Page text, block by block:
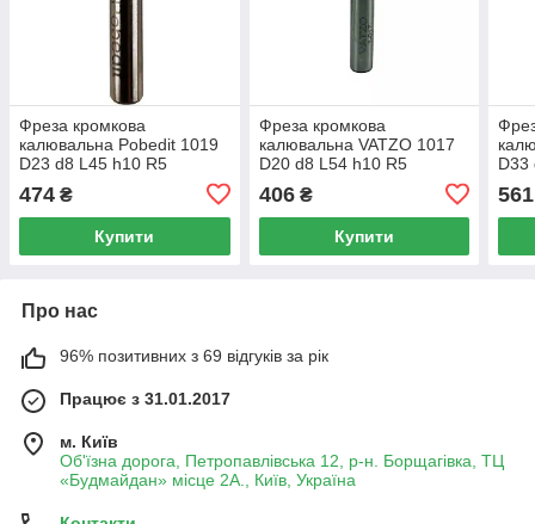
Фреза кромкова
калювальна Pobedit 1019
D23 d8 L45 h10 R5
474 ₴
Купити
Фреза кромкова
калювальна VATZO 1017
D20 d8 L54 h10 R5
406₴
Купити
D33
561
Про нас
96% позитивних з 69 відгуків за рік
Працює з 31.01.2017
м. Київ
Об'їзна дорога, Петропавлівська 12, р-н. Борщагівка, ТЦ
«Будмайдан» місце 2А., Київ, Україна